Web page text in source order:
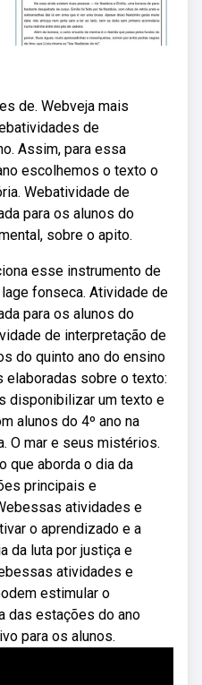
de. Webveja mais
de
Assim, para essa
escolhemos o texto o
Webatividade de
para os alunos do
sobre o apito.
esse instrumento de
fonseca. Atividade de
para os alunos do
de interpretação de
do quinto ano do ensino
elaboradas sobre o texto:
disponibilizar um texto e
alunos do 4º ano na
O mar e seus mistérios.
que aborda o dia da
principais e
atividades e
o aprendizado e a
da luta por justiça e
atividades e
estimular o
das estações do ano
para os alunos.